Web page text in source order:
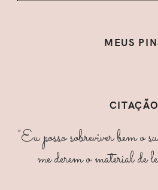
MEUS
CITAÇÃO
"Eu posso sobreviver bem o
me derem o material de